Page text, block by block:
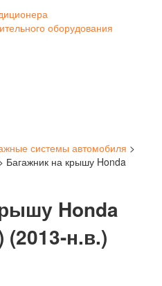
оборудования
системы автомобиля >
Багажник на крышу Honda
Honda
н.в.)